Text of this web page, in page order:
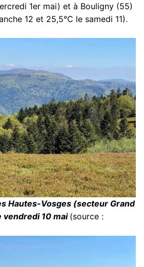
1er mai) et à Bouligny (55)
12 et 25,5°C le samedi 11).
Hautes-Vosges (secteur Grand
10 mai (source :